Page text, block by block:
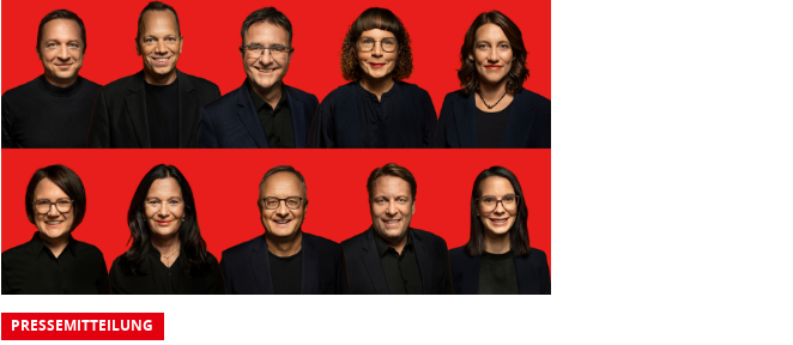
PRESSEMITTEILUNG